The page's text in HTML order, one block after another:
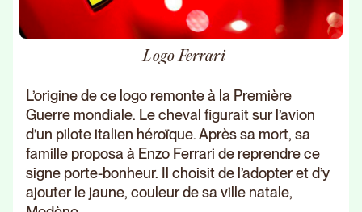
Logo Ferrari
L’origine de ce logo remonte à la Première
Guerre mondiale. Le cheval figurait sur l’avion
d’un pilote italien héroïque. Après sa mort, sa
famille proposa à Enzo Ferrari de reprendre ce
signe porte-bonheur. Il choisit de l’adopter et d’y
ajouter le jaune, couleur de sa ville natale,